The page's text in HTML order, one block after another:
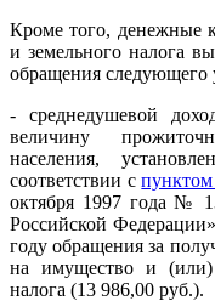
Кроме того, денежные
и земельного налога
обращения следующего
- среднедушевой
величину
населения,
соответствии спунктом
октября 1997 года №
Российской
году обращения за
на имущество и (или)
налога (13 986,00 руб.).